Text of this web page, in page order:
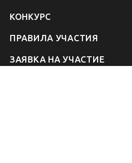
КОНКУРС
ПРАВИЛА УЧАСТИЯ
ЗАЯВКА НА УЧАСТИЕ